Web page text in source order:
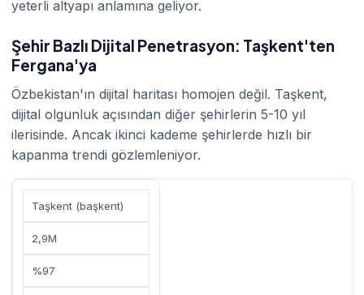
yeterli altyapı anlamına geliyor.
Şehir Bazlı Dijital Penetrasyon: Taşkent'ten
Fergana'ya
Özbekistan'ın dijital haritası homojen değil. Taşkent,
dijital olgunluk açısından diğer şehirlerin 5-10 yıl
ilerisinde. Ancak ikinci kademe şehirlerde hızlı bir
kapanma trendi gözlemleniyor.
Taşkent (başkent)
2,9M
%97